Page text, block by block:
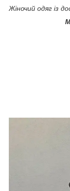
Жіночий одяг із